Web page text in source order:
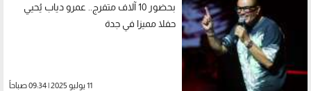
بحضور 10 آلاف متفرج.. عمرو دياب يُحيي
حفلا مميزا في جدة
11 يوليو 2025 | 09:34 صباحاً